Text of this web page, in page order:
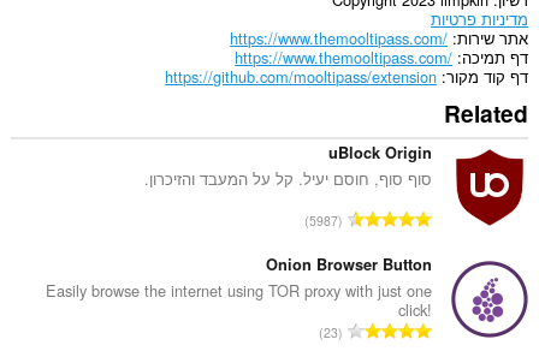
הזו
תנהל
את
ההרחבות
שלך.
This
extension
can
create
rich
notifications
display
them
to
you
מדיניות פרטיות
אתר שירות https://www.themooltipass.com/
דף תמיכה https://www.themooltipass.com/
דף קוד מקור https://github.com/mooltipass/extension
Related
uBlock Origin
סוף סוף, חוסם יעיל. קל על המעבד והזיכרון.
מ
פ
ר
י
5987
Onion Browser Button
Easily browse the internet using TOR proxy with just one
click!
מ23